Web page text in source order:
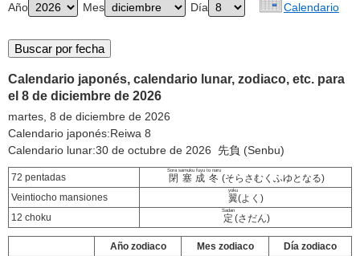
Año Mes Día Calendario
Calendario japonés, calendario lunar, zodiaco, etc. para
el 8 de diciembre de 2026
martes, 8 de diciembre de 2026
Calendario japonés:Reiwa 8
Calendario lunar:30 de octubre de 2026 先負 (Senbu)
72 pentadas 閉塞成冬
Sora samuku fuyu to naru
(そらさむくふゆとなる)
Veintiocho mansiones
翼
yoku
(よく)
12 choku
定
Sadan
(さだん)
Año zodiaco Mes zodiaco Día zodiaco